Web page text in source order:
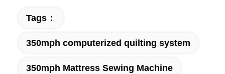
Tags：
350mph computerized quilting system
350mph Mattress Sewing Machine